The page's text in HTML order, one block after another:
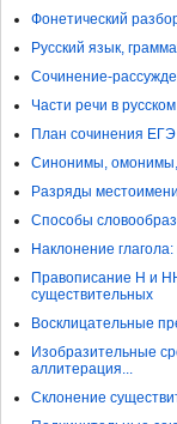
Фонетический
Русский язык,
Сочинение-
Части речи в
План сочинения ЕГЭ
Синонимы,
Разряды
Способы
Наклонение
Правописание Н и
существительных
Восклицательные
Изобразительные
аллитерация...
Склонение